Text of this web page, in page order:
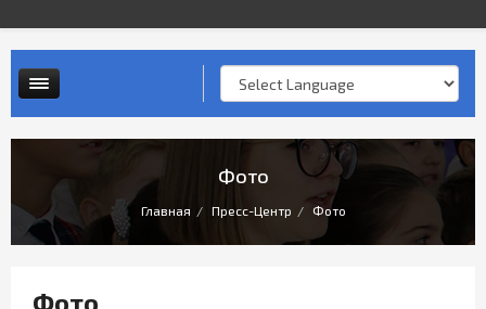
Опросы и анкеты
Фото
Главная Пресс-Центр Фото
Фото